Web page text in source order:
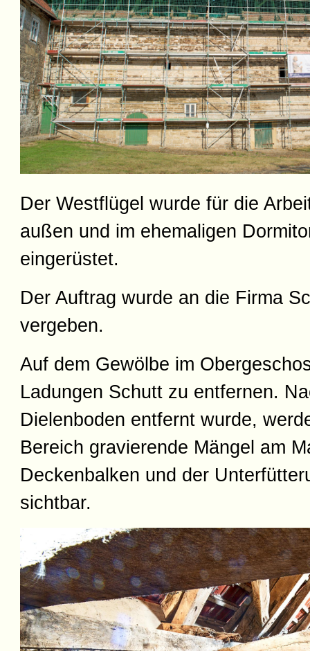
Der Westflügel wurde für die
außen und im ehemaligen
eingerüstet.
Der Auftrag wurde an die Firma
vergeben.
Auf dem Gewölbe im
Ladungen Schutt zu entfernen.
Dielenboden entfernt wurde,
Bereich gravierende Mängel am
Deckenbalken und der
sichtbar.